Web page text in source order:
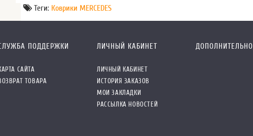
Теги: Коврики MERCEDES
ПОДДЕРЖКИ
САЙТА
ТОВАРА
ЛИЧНЫЙ КАБИНЕТ
ЛИЧНЫЙ КАБИНЕТ
ИСТОРИЯ ЗАКАЗОВ
МОИ ЗАКЛАДКИ
РАССЫЛКА НОВОСТЕЙ
ДОПОЛНИТЕЛЬНО